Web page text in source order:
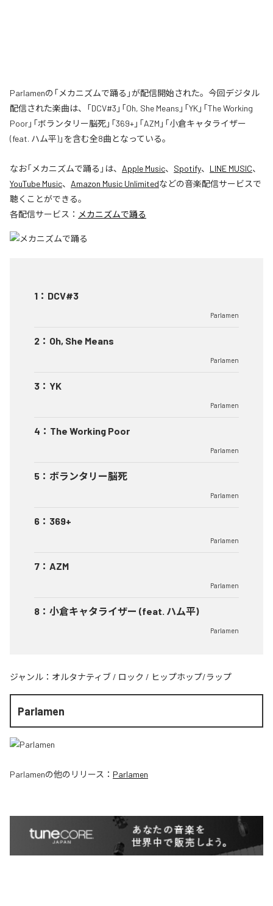
Parlamenの「メカニズムで踊る」が配信開始された。今回デジタル
配信された楽曲は、「DCV#3」「Oh, She Means」「YK」「The Working
Poor」「ボランタリー脳死」「369+」「AZM」「小倉キャタライザー
(feat. ハム平)」を含む全8曲となっている。
なお「メカニズムで踊る 」は、 Apple Music、 Spotify、 LINE MUSIC、
YouTube Music、 Amazon Music Unlimitedなどの音楽配信サービスで
聴くことができる。
各配信サービス： メカニズムで踊る
1 ： DCV#3
Parlamen
2 ： Oh, She Means
Parlamen
3 ： YK
Parlamen
4 ： The Working Poor
Parlamen
5 ： ボランタリー脳死
Parlamen
6 ： 369+
Parlamen
7 ： AZM
Parlamen
8 ： 小倉キャタライザー (feat. ハム平)
Parlamen
ジャンル： オルタナティブ / ロック / ヒップホップ/ラップ
Parlamen
Parlamenの他のリリース： Parlamen